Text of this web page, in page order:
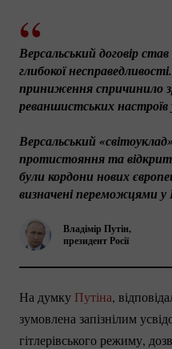
Владімір Путін,
президент Росії
Версальський договір
глибокої
приниження спричинило
реваншистських настроїв
Версальський
протистояння та
були кордони нових
визначені переможцями у
На думку Путіна,
зумовлена запізнілим
гітлерівського режиму,